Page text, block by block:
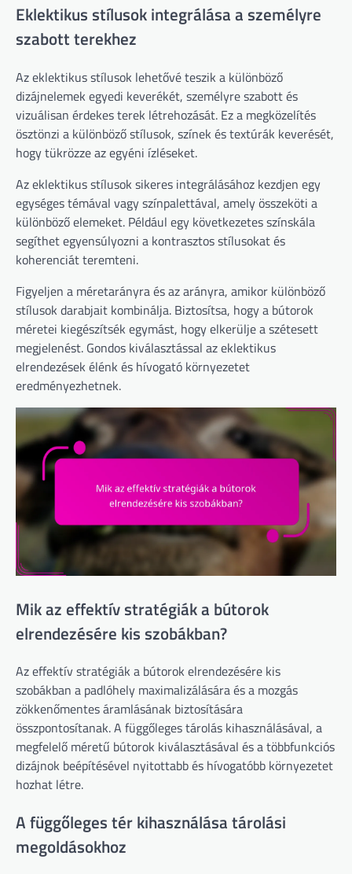
Eklektikus stílusok integrálása a személyre
szabott terekhez
Az eklektikus stílusok lehetővé teszik a különböző
dizájnelemek egyedi keverékét, személyre szabott és
vizuálisan érdekes terek létrehozását. Ez a megközelítés
ösztönzi a különböző stílusok, színek és textúrák keverését,
hogy tükrözze az egyéni ízléseket.
Az eklektikus stílusok sikeres integrálásához kezdjen egy
egységes témával vagy színpalettával, amely összeköti a
különböző elemeket. Például egy következetes színskála
segíthet egyensúlyozni a kontrasztos stílusokat és
koherenciát teremteni.
Figyeljen a méretarányra és az arányra, amikor különböző
stílusok darabjait kombinálja. Biztosítsa, hogy a bútorok
méretei kiegészítsék egymást, hogy elkerülje a szétesett
megjelenést. Gondos kiválasztással az eklektikus
elrendezések élénk és hívogató környezetet
eredményezhetnek.
Mik az effektív stratégiák a bútorok
elrendezésére kis szobákban?
Az effektív stratégiák a bútorok elrendezésére kis
szobákban a padlóhely maximalizálására és a mozgás
zökkenőmentes áramlásának biztosítására
összpontosítanak. A függőleges tárolás kihasználásával, a
megfelelő méretű bútorok kiválasztásával és a többfunkciós
dizájnok beépítésével nyitottabb és hívogatóbb környezetet
hozhat létre.
A függőleges tér kihasználása tárolási
megoldásokhoz